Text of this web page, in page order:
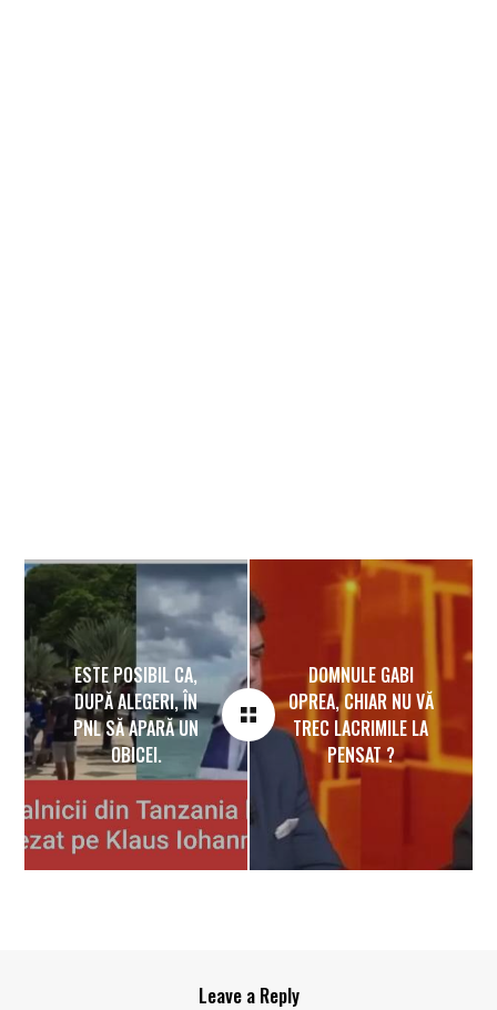
ESTE POSIBIL CA,
DUPĂ ALEGERI, ÎN
PNL SĂ APARĂ UN
OBICEI.
DOMNULE GABI
OPREA, CHIAR NU VĂ
TREC LACRIMILE LA
PENSAT ?
Leave a Reply